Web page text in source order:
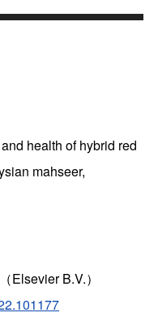
health of hybrid red
mahseer,
Elsevier B.V.）